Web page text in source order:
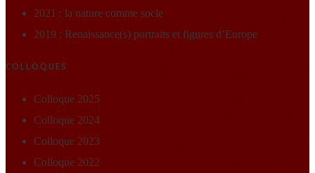
2021 : la nature comme socle
2019 : Renaissance(s) portraits et figures d’Europe
COLLOQUES
Colloque 2025
Colloque 2024
Colloque 2023
Colloque 2022